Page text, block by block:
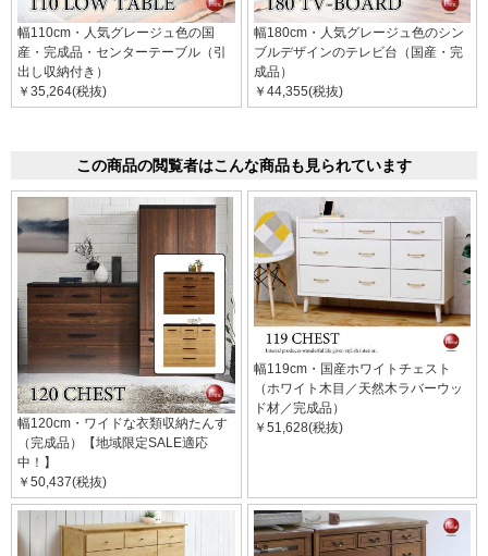
幅110cm・人気グレージュ色の国
産・完成品・センターテーブル（引
出し収納付き）
￥35,264(税抜)
幅180cm・人気グレージュ色のシン
ブルデザインのテレビ台（国産・完
成品）
￥44,355(税抜)
この商品の閲覧者はこんな商品も見られています
幅120cm・ワイドな衣類収納たんす
（完成品）【地域限定SALE適応
中！】
￥50,437(税抜)
幅119cm・国産ホワイトチェスト
（ホワイト木目／天然木ラバーウッ
ド材／完成品）
￥51,628(税抜)